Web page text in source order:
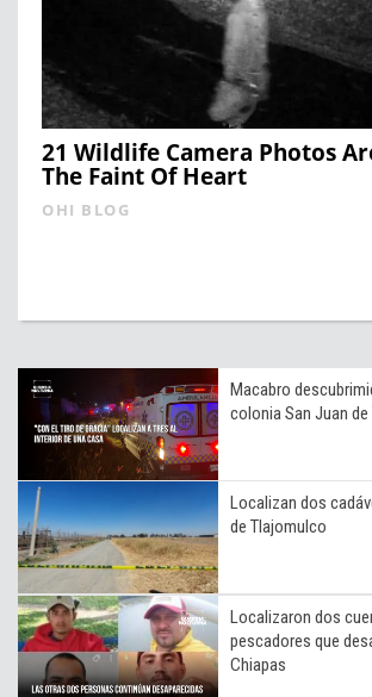
21 Wildlife Camera Photos
The Faint Of Heart
OHI BLOG
Macabro
colonia San Juan de
Localizan dos
de Tlajomulco
Localizaron dos
pescadores que
Chiapas